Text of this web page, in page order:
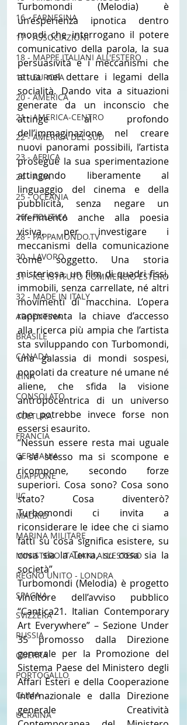
16 - FARNESINA
17 - ASSOCIAZIONI
18 - MAPPE ITALIANI ALL'ESTERO
19 - EUROPA
20 - AMERICA
21 - AMERICA-CENTRO
22 - AMERICA DEL SUD
23 - AFRICA
24 - ASIA
25 - OCEANIA
26 - POLITICA
28 - PAPPAMONDO.TV
30 - LAVORO
31 - ICE ISTITUTO COMMERCIO ESTERO
32 - MADE IN ITALY
ARGENTINA
BRASILE
CANADA
CINA
CONSOLATO
CULTURA
FRANCIA
GERMANIA
GIAPPONE
IIC
MADRID
MARINA MILITARE
MINISTERO ITALIANI ALL'ESTERO
REGNO UNITO - LONDRA
SPAGNA
SVIZZERA
RUSSIA
GUERRA
PORTOGALLO
CLIMA
UCRAINA
Turbomondi (Melodia) è
un’esperienza ipnotica dentro
mondi che interrogano il potere
comunicativo della parola, la sua
persuasività e i meccanismi che
attua nel dettare i legami della
socialità. Dando vita a situazioni
generate da un inconscio che
attinge al profondo
dell’immaginazione nel creare
nuovi panorami possibili, l’artista
prosegue la sua sperimentazione
attingendo liberamente al
linguaggio del cinema e della
pubblicità, senza negare un
riferimento anche alla poesia
visiva, per investigare i
meccanismi della comunicazione
come soggetto. Una storia
misteriosa, un film di quadri fissi,
immobili, senza carrellate, né altri
movimenti di macchina. L’opera
rappresenta la chiave d’accesso
alla ricerca più ampia che l’artista
sta sviluppando con Turbomondi,
una galassia di mondi sospesi,
popolati da creature né umane né
aliene, che sfida la visione
antropocentrica di un universo
che potrebbe invece forse non
essersi esaurito.
“Nessun essere resta mai uguale
a sé stesso ma si scompone e
ricompone, secondo forze
superiori. Cosa sono? Cosa sono
stato? Cosa diventerò?
Turbomondi ci invita a
riconsiderare le idee che ci siamo
fatti su cosa significa esistere, su
cosa sia la Terra, su cosa sia la
società”.
Turbomondi (Melodia) è progetto
vincitore dell’avviso pubblico
“Cantica21. Italian Contemporary
Art Everywhere” – Sezione Under
35 promosso dalla Direzione
generale per la Promozione del
Sistema Paese del Ministero degli
Affari Esteri e della Cooperazione
Internazionale e dalla Direzione
generale Creatività